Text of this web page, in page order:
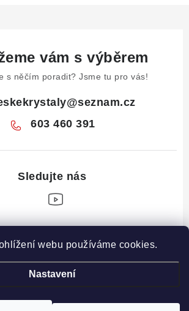
webu používáme cookies.
Nastavení
vám s výběrem
s něčím poradit? Jsme tu pro vás!
@seznam.cz
603 460 391